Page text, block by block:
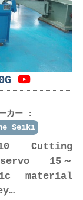
カー :
Seiki
Cutting
servo 15～
material